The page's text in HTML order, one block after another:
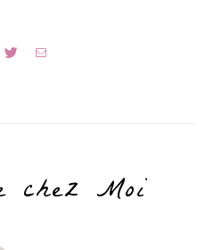
chez Moi